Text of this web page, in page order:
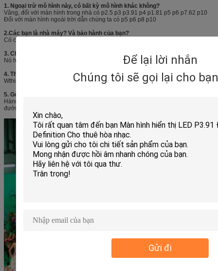
Để lại lời nhắn
Chúng tôi sẽ gọi lại cho
Gửi đi
1. Ngoại trừ mô hình này, có bất kỳ mô hình khác không?
Vâng, đối với màn hình trong nhà có p2.5 p3 p3.91 p4 p1.81 p5 p6 p7.62 p10
Đối với màn hình ngoài trời dẫn chúng ta có p5 p6 p8 p10
2.Các bạn là nhà máy? Và bảo hành của bạn?
Có chúng tôi là 7 năm nhà máy, 2 năm bảo hành và bảo trì suốt đời
3. Chức năng của màn hình dẫn chương trình là gì?
Nó hỗ trợ video, flash, WAV / MIDI, PPT, hình ảnh và như vậy
4. Thời gian giao hàng của bạn là bao nhiêu?
Wthin 7-21 ngày sau khi chúng tôi nhận tiền gửi
5. Gói cước và cách vận chuyển của bạn là gì?
Hàng hoá được đóng kiện bằng bao gỗ hoặc vỏ máy bay; Giao hàng bằng
đường hàng không hoặc đường biển